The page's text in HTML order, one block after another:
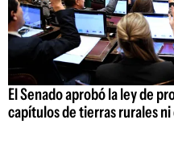
El Senado aprobó la ley de
capítulos de tierras rurales